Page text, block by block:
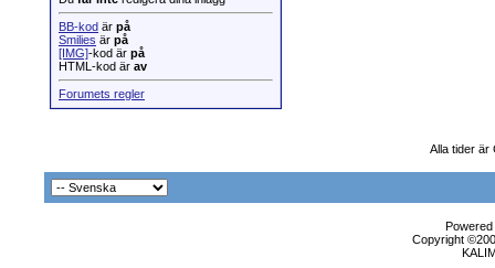
BB-kod är på
Smilies är på
[IMG]-kod är på
HTML-kod är av
Forumets regler
Alla tider är
Copyright